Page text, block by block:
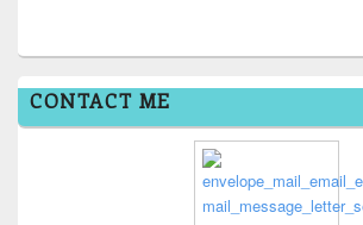
CONTACT ME